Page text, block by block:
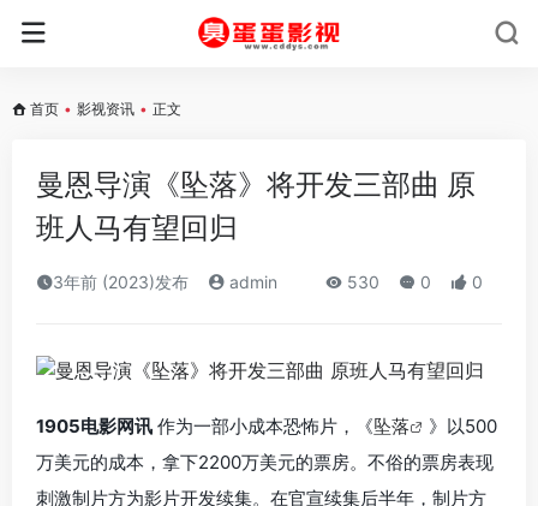
首页 • 影视资讯 • 正文
曼恩导演《坠落》将开发三部曲 原
班人马有望回归
3年前 (2023)发布 admin 530 0 0
1905电影网讯 作为一部小成本恐怖片，《坠落
》以500
万美元的成本，拿下2200万美元的票房。不俗的票房表现
刺激制片方为影片开发续集。在官宣续集后半年，制片方